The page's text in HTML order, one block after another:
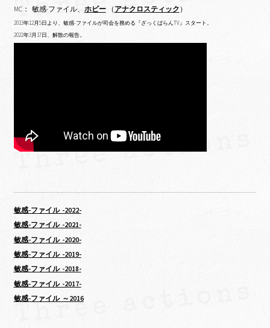
MC： 敏感-ファイル、 ホビー（ アナクロスティック ）
2013年12月5日より、敏感-ファイルが司会を務める『ざっくばらんTV』スタート。
2022年3月17日、解散の報告。
敏感-ファイル -2022-
敏感-ファイル -2021-
敏感-ファイル -2020-
敏感-ファイル -2019-
敏感-ファイル -2018-
敏感-ファイル -2017-
敏感-ファイル ～2016